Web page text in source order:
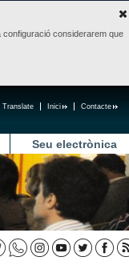
considerarem que
Contacte
Inici
Translate
Seu electrònica